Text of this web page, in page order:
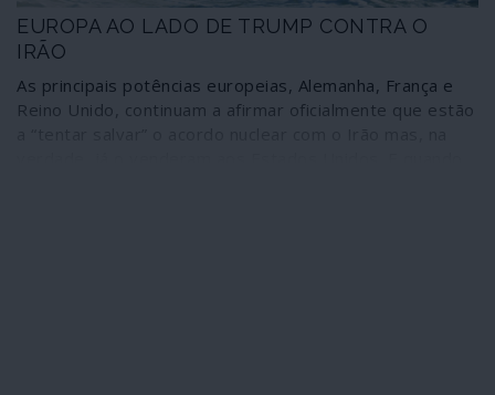
EUROPA AO LADO DE TRUMP CONTRA O
IRÃO
As principais potências europeias, Alemanha, França e
Reino Unido, continuam a afirmar oficialmente que estão